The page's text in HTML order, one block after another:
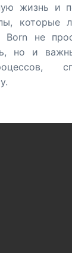
жизнь и
которые
Born не
но и